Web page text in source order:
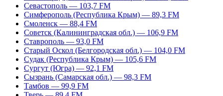
Севастополь — 103,7 FM
Симферополь (Республика Крым) — 89,3 FM
Смоленск — 88,4 FM
Советск (Калининградская обл.) — 106,9 FM
Ставрополь — 93,0 FM
Старый Оскол (Белгородская обл.) — 104,0 FM
Судак (Республика Крым) — 105,6 FM
Сургут (Югра) — 92,1 FM
Сызрань (Самарская обл.) — 98,3 FM
Тамбов — 99,9 FM